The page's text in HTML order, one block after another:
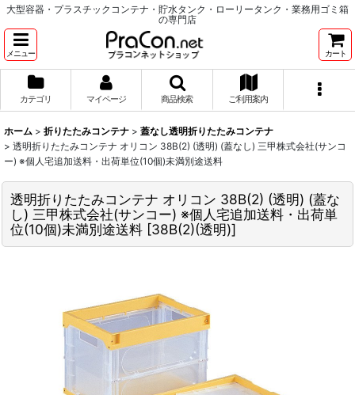
大型容器・プラスチックコンテナ・貯水タンク・ローリータンク・業務用ゴミ箱
の専門店
メニュー カート
カテゴリ マイページ 商品検索 ご利用案内
ホーム > 折りたたみコンテナ > 蓋なし透明折りたたみコンテナ
> 透明折りたたみコンテナ オリコン 38B(2) (透明) (蓋なし) 三甲株式会社(サンコ
ー) ※個人宅追加送料・出荷単位(10個)未満別途送料
透明折りたたみコンテナ オリコン 38B(2) (透明) (蓋な
し) 三甲株式会社(サンコー) ※個人宅追加送料・出荷単
位(10個)未満別途送料 [38B(2)(透明)]